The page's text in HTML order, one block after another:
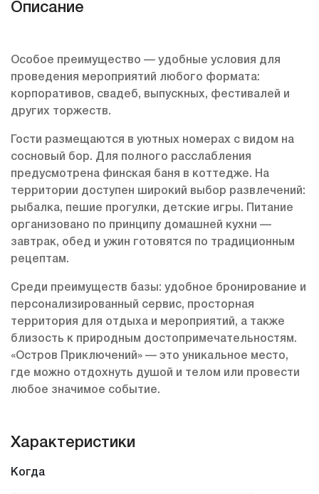
Описание
Особое преимущество — удобные условия для
проведения мероприятий любого формата:
корпоративов, свадеб, выпускных, фестивалей и
других торжеств.
Гости размещаются в уютных номерах с видом на
сосновый бор. Для полного расслабления
предусмотрена финская баня в коттедже. На
территории доступен широкий выбор развлечений:
рыбалка, пешие прогулки, детские игры. Питание
организовано по принципу домашней кухни —
завтрак, обед и ужин готовятся по традиционным
рецептам.
Среди преимуществ базы: удобное бронирование и
персонализированный сервис, просторная
территория для отдыха и мероприятий, а также
близость к природным достопримечательностям.
«Остров Приключений» — это уникальное место,
где можно отдохнуть душой и телом или провести
любое значимое событие.
Характеристики
Когда